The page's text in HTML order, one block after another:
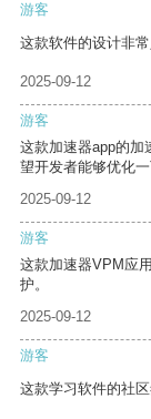
游客
这款软件的设计非
2025-09-12
游客
这款加速器app的加
望开发者能够优化一
2025-09-12
游客
这款加速器VPM应
护。
2025-09-12
游客
这款学习软件的社